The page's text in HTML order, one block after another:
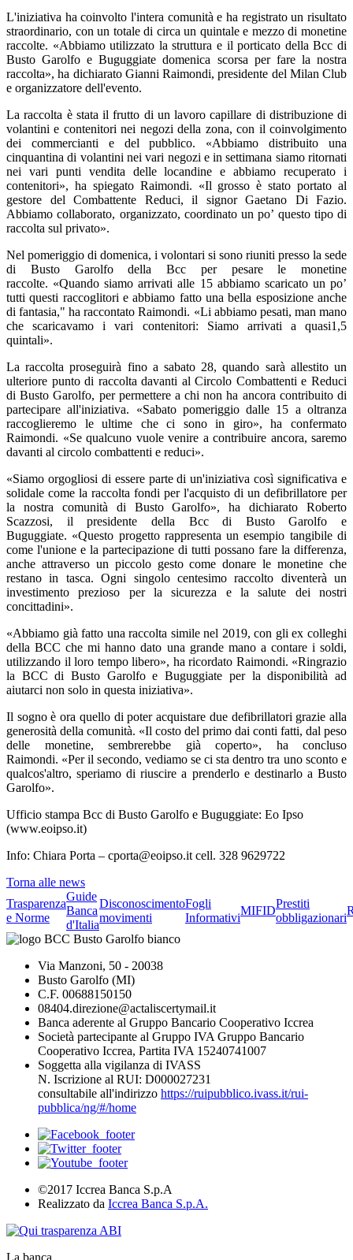
L'iniziativa ha coinvolto l'intera comunità e ha registrato un risultato
straordinario, con un totale di circa un quintale e mezzo di monetine
raccolte. «Abbiamo utilizzato la struttura e il porticato della Bcc di
Busto Garolfo e Buguggiate domenica scorsa per fare la nostra
raccolta», ha dichiarato Gianni Raimondi, presidente del Milan Club
e organizzatore dell'evento.
La raccolta è stata il frutto di un lavoro capillare di distribuzione di
volantini e contenitori nei negozi della zona, con il coinvolgimento
dei commercianti e del pubblico. «Abbiamo distribuito una
cinquantina di volantini nei vari negozi e in settimana siamo ritornati
nei vari punti vendita delle locandine e abbiamo recuperato i
contenitori», ha spiegato Raimondi. «Il grosso è stato portato al
gestore del Combattente Reduci, il signor Gaetano Di Fazio.
Abbiamo collaborato, organizzato, coordinato un po’ questo tipo di
raccolta sul privato».
Nel pomeriggio di domenica, i volontari si sono riuniti presso la sede
di Busto Garolfo della Bcc per pesare le monetine
raccolte. «Quando siamo arrivati alle 15 abbiamo scaricato un po’
tutti questi raccoglitori e abbiamo fatto una bella esposizione anche
di fantasia," ha raccontato Raimondi. «Li abbiamo pesati, man mano
che scaricavamo i vari contenitori: Siamo arrivati a quasi1,5
quintali».
La raccolta proseguirà fino a sabato 28, quando sarà allestito un
ulteriore punto di raccolta davanti al Circolo Combattenti e Reduci
di Busto Garolfo, per permettere a chi non ha ancora contribuito di
partecipare all'iniziativa. «Sabato pomeriggio dalle 15 a oltranza
raccoglieremo le ultime che ci sono in giro», ha confermato
Raimondi. «Se qualcuno vuole venire a contribuire ancora, saremo
davanti al circolo combattenti e reduci».
«Siamo orgogliosi di essere parte di un'iniziativa così significativa e
solidale come la raccolta fondi per l'acquisto di un defibrillatore per
la nostra comunità di Busto Garolfo», ha dichiarato Roberto
Scazzosi, il presidente della Bcc di Busto Garolfo e
Buguggiate. «Questo progetto rappresenta un esempio tangibile di
come l'unione e la partecipazione di tutti possano fare la differenza,
anche attraverso un piccolo gesto come donare le monetine che
restano in tasca. Ogni singolo centesimo raccolto diventerà un
investimento prezioso per la sicurezza e la salute dei nostri
concittadini».
«Abbiamo già fatto una raccolta simile nel 2019, con gli ex colleghi
della BCC che mi hanno dato una grande mano a contare i soldi,
utilizzando il loro tempo libero», ha ricordato Raimondi. «Ringrazio
la BCC di Busto Garolfo e Buguggiate per la disponibilità ad
aiutarci non solo in questa iniziativa».
Il sogno è ora quello di poter acquistare due defibrillatori grazie alla
generosità della comunità. «Il costo del primo dai conti fatti, dal peso
delle monetine, sembrerebbe già coperto», ha concluso
Raimondi. «Per il secondo, vediamo se ci sta dentro tra uno sconto e
qualcos'altro, speriamo di riuscire a prenderlo e destinarlo a Busto
Garolfo».
Ufficio stampa Bcc di Busto Garolfo e Buguggiate: Eo Ipso
(www.eoipso.it)
Info: Chiara Porta – cporta@eoipso.it cell. 328 9629722
Torna alle news
Trasparenza
e Norme
Guide
Banca
d'Italia
Disconoscimento
movimenti
Fogli
Informativi
MIFID
Prestiti
obbligazionari
Via Manzoni, 50 - 20038
Busto Garolfo (MI)
C.F. 00688150150
08404.direzione@actaliscertymail.it
Banca aderente al Gruppo Bancario Cooperativo Iccrea
Società partecipante al Gruppo IVA Gruppo Bancario
Cooperativo Iccrea, Partita IVA 15240741007
Soggetta alla vigilanza di IVASS
N. Iscrizione al RUI: D000027231
consultabile all'indirizzo https://ruipubblico.ivass.it/rui-
pubblica/ng/#/home
©2017 Iccrea Banca S.p.A
Realizzato da Iccrea Banca S.p.A.
La banca